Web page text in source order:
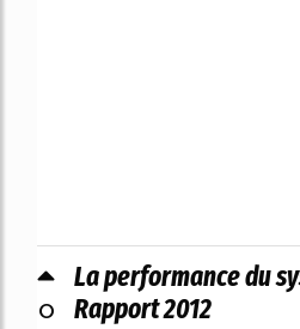
0
La performance du
Rapport 2012